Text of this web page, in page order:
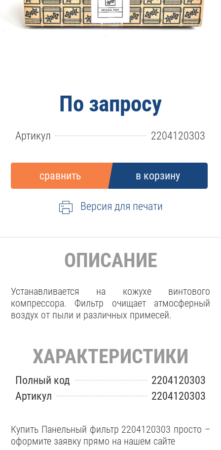
По запросу
Артикул 2204120303
Версия для печати
ОПИСАНИЕ
Устанавливается на кожухе винтового
компрессора. Фильтр очищает атмосферный
воздух от пыли и различных примесей.
ХАРАКТЕРИСТИКИ
Полный код
2204120303
Артикул
2204120303
Купить Панельный фильтр 2204120303 просто –
оформите заявку прямо на нашем сайте